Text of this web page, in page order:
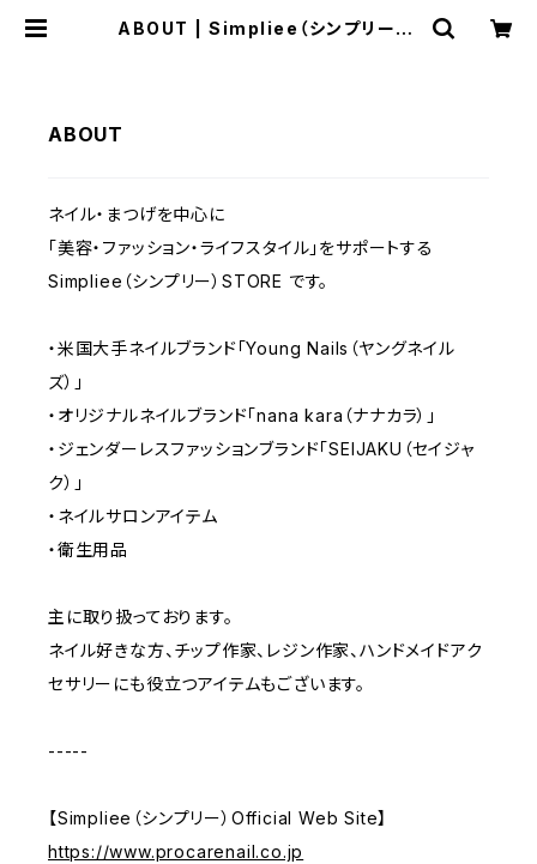
ABOUT | Simpliee（シンプリー）S
ABOUT
ネイル・まつげを中心に
「美容・ファッション・ライフスタイル」をサポートする
Simpliee（シンプリー）STORE です。
・米国大手ネイルブランド「Young Nails（ヤングネイル
ズ）」
・オリジナルネイルブランド「nana kara（ナナカラ）」
・ジェンダーレスファッションブランド「SEIJAKU（セイジャ
ク）」
・ネイルサロンアイテム
・衛生用品
主に取り扱っております。
ネイル好きな方、チップ作家、レジン作家、ハンドメイドアク
セサリーにも役立つアイテムもございます。
-----
【Simpliee（シンプリー）Official Web Site】
https://www.procarenail.co.jp